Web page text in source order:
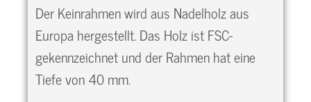
Der Keinrahmen wird aus Nadelholz aus
Europa hergestellt. Das Holz ist FSC-
gekennzeichnet und der Rahmen hat eine
Tiefe von 40 mm.